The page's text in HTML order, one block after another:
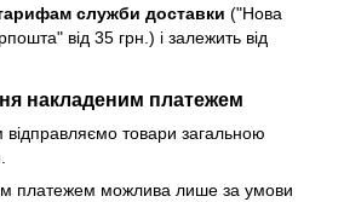
служби доставки ("Нова
від 35 грн.) і залежить від
накладеним платежем
товари загальною
платежем можлива лише за умови